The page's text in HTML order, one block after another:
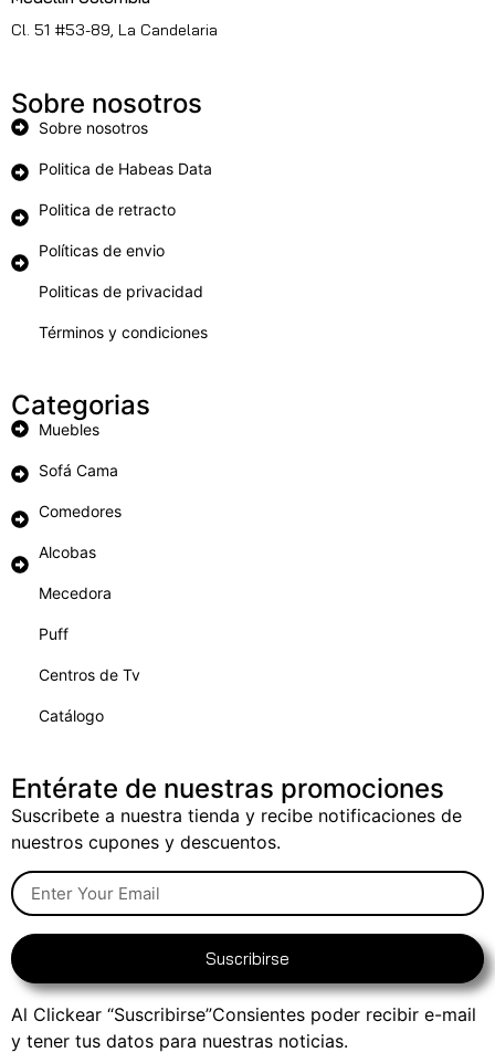
Cl. 51 #53-89, La Candelaria
Sobre nosotros
Sobre nosotros
Politica de Habeas Data
Politica de retracto
Políticas de envio
Politicas de privacidad
Términos y condiciones
Categorias
Muebles
Sofá Cama
Comedores
Alcobas
Mecedora
Puff
Centros de Tv
Catálogo
Entérate de nuestras promociones
Suscribete a nuestra tienda y recibe notificaciones de
nuestros cupones y descuentos.
Suscribirse
Al Clickear “Suscribirse”Consientes poder recibir e-mail
y tener tus datos para nuestras noticias.